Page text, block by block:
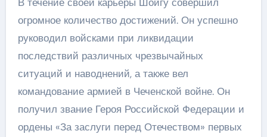
огромное количество достижений. Он успешно
руководил войсками при ликвидации
последствий различных чрезвычайных
ситуаций и наводнений, а также вел
командование армией в Чеченской войне. Он
получил звание Героя Российской Федерации и
ордены «За заслуги перед Отечеством» первых